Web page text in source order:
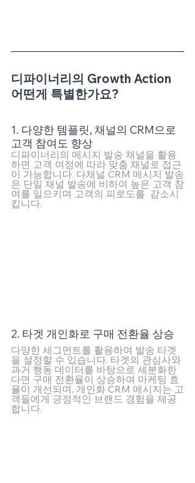
디파이너리의 Growth Action
어떤게 특별한가요?
1. 다양한 템플릿, 채널의 CRM으로
고객 참여도 향상
디파이너리의 메시지 발송 채널을 활용
하면 고객 여정에 따라 맞춤 채널로 접근
이 가능합니다. 다채널 CRM 메시지 발송
은 단일 채널 발송에 비하여 높은 고객 참
여를 일으키며 고객의 피로도를  감소시
킵니다.
2. 타겟 개인화로 구매 전환율 상승
다양한 세그먼트를 활용하여 발송 타겟
을 설정할 수 있습니다. 타겟의 관심사와
과거 행동 데이터를 바탕으로 세분화한
다면 구매 전환율이 상승하여 마케팅 효
율이 개선되며, 개인화 CRM 메시지는 고
객들에게 긍정적인 브랜드 경험을 제공
합니다.